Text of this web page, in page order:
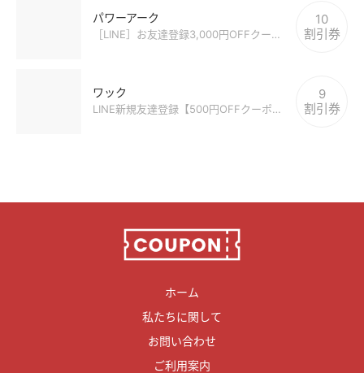
パワーアーク
［LINE］お友達登録3,000円OFFクーポン
10
割引券
ワック
LINE新規友達登録【500円OFFクーポン】プレゼント
9
割引券
ホーム
私たちに関して
お問い合わせ
ご利用案内